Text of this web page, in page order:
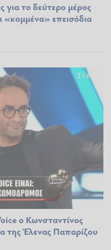
για το δεύτερο μέρος
«κομμένα» επεισόδια
ο Κωνσταντίνος
της Έλενας Παπαρίζου